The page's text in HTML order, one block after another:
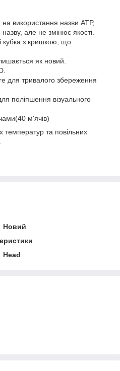
на використання назви АТР,
але не змінює якості.
кубка з кришкою, що
як новий.
для тривалого збереження
поліпшення візуального
м'ячів)
температур та повільних
Новий
Head